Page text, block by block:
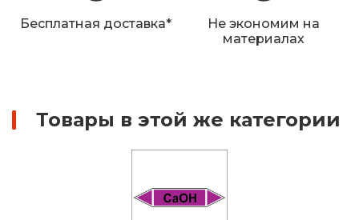
Бесплатная доставка*
Не экономим на
материалах
Товары в этой же категории